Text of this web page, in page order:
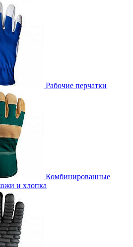
Рабочие перчатки
Комбинированные
и хлопка